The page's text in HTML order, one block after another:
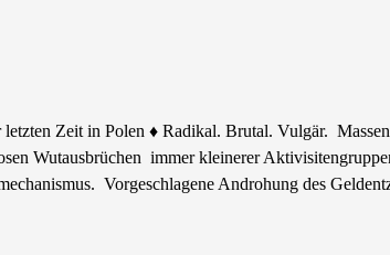
Zeit in Polen ♦ Radikal. Brutal. Vulgär.
Wutausbrüchen immer kleinerer
Vorgeschlagene Androhung des